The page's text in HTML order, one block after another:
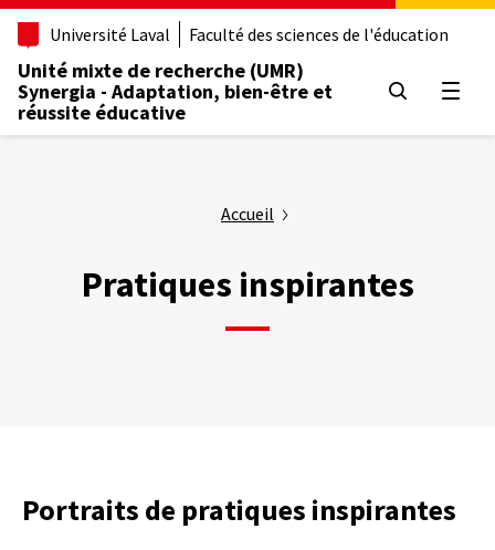
Aller
contenu
principal
Université Laval Faculté des sciences de l'éducation
Unité mixte de recherche (UMR)
Synergia - Adaptation, bien-être et
réussite éducative
Accueil
Pratiques inspirantes
Portraits de pratiques inspirantes